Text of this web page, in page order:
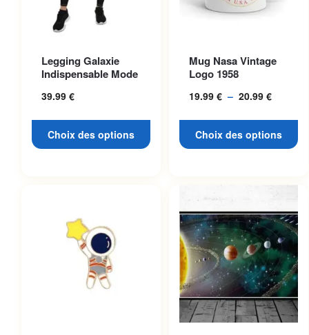
Legging Galaxie
Indispensable Mode
39.99 €
Choix des options
variations. Les options
peuvent être choisies sur la
page du produit
Mug Nasa Vintage
Logo 1958
19.99 € – 20.99 €
19.99 €
Choix des options
variations. Les options
peuvent être choisies sur la
page du produit